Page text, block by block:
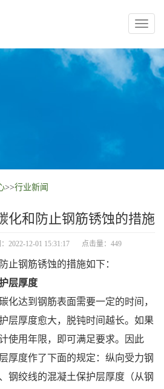
Toggle
>>行业新闻
化和防止钢筋锈蚀的措施
2022-12-01 15:31:17 点击量：449
止钢筋锈蚀的措施如下：
层厚度
化达到钢筋表面需要一定的时间，
层厚度愈大，脱钝时间越长。如果
使用年限，即可满足要求。因此
厚度作了下面的规定：纵向受力钢
钢绞线的混凝土保护层厚度（从钢